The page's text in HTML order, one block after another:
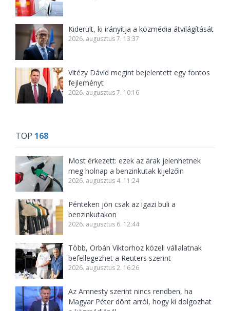
Kiderült, ki irányítja a közmédia átvilágítását
2026. augusztus 7. 13:37
Vitézy Dávid megint bejelentett egy fontos
fejleményt
2026. augusztus 7. 10:16
TOP 168
Most érkezett: ezek az árak jelenhetnek
meg holnap a benzinkutak kijelzőin
2026. augusztus 4. 11:24
Pénteken jön csak az igazi buli a
benzinkutakon
2026. augusztus 6. 12:44
Több, Orbán Viktorhoz közeli vállalatnak
befellegezhet a Reuters szerint
2026. augusztus 2. 16:26
Az Amnesty szerint nincs rendben, ha
Magyar Péter dönt arról, hogy ki dolgozhat